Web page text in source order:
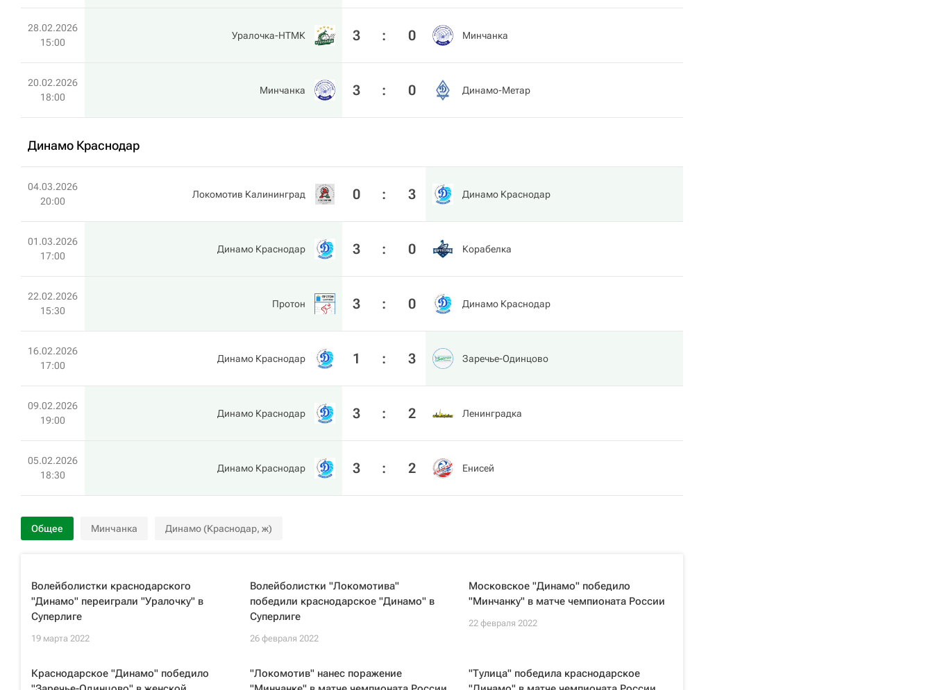
28.02.2026
15:00
Уралочка-НТМК 3 : 0 Минчанка
20.02.2026
18:00
Минчанка 3 : 0 Динамо-Метар
Динамо Краснодар
04.03.2026
20:00
Локомотив Калининград 0 : 3 Динамо Краснодар
01.03.2026
17:00
Динамо Краснодар 3 : 0 Корабелка
22.02.2026
15:30
Протон 3 : 0 Динамо Краснодар
16.02.2026
17:00
Динамо Краснодар 1 : 3 Заречье-Одинцово
09.02.2026
19:00
Динамо Краснодар 3 : 2 Ленинградка
05.02.2026
18:30
Динамо Краснодар 3 : 2 Енисей
Общее Минчанка Динамо (Краснодар, ж)
Волейболистки краснодарского
"Динамо" переиграли "Уралочку" в
Суперлиге
19 марта 2022
Волейболистки "Локомотива"
победили краснодарское "Динамо" в
Суперлиге
26 февраля 2022
Московское "Динамо" победило
"Минчанку" в матче чемпионата России
22 февраля 2022
Краснодарское "Динамо" победило
"Локомотив" нанес поражение
"Тулица" победила краснодарское